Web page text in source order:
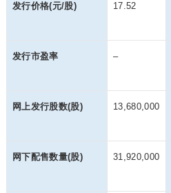
发行价格(元/股) 17.52
发行市盈率 –
网上发行股数(股) 13,680,000
网下配售数量(股) 31,920,000